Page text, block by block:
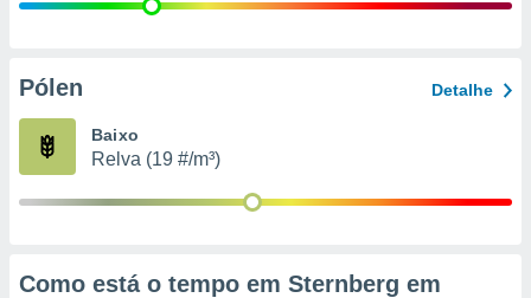
e
Pólen Detalhe
Baixo
Relva (19 #/m³)
Como está o tempo em Sternberg em